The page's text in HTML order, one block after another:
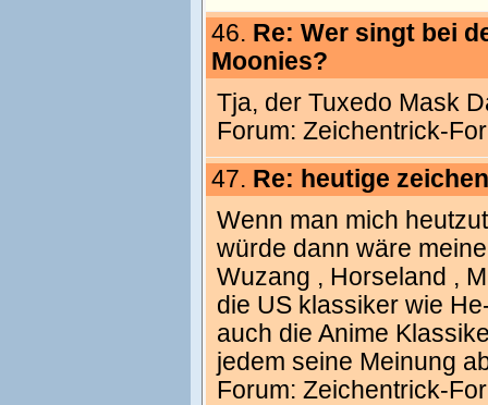
46. Re: Wer singt bei
Moonies?
Tja, der Tuxedo Mask
Forum: Zeichentrick-
47. Re: heutige
Wenn man mich
würde dann wäre
Wuzang , Horseland ,
die US klassiker wie
auch die Anime
jedem seine Meinung
Forum: Zeichentrick-